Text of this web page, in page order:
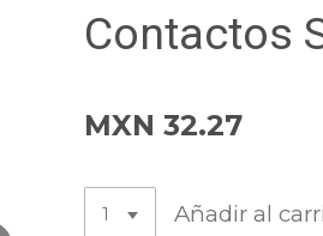
Contactos
MXN 32.27
Añadir al